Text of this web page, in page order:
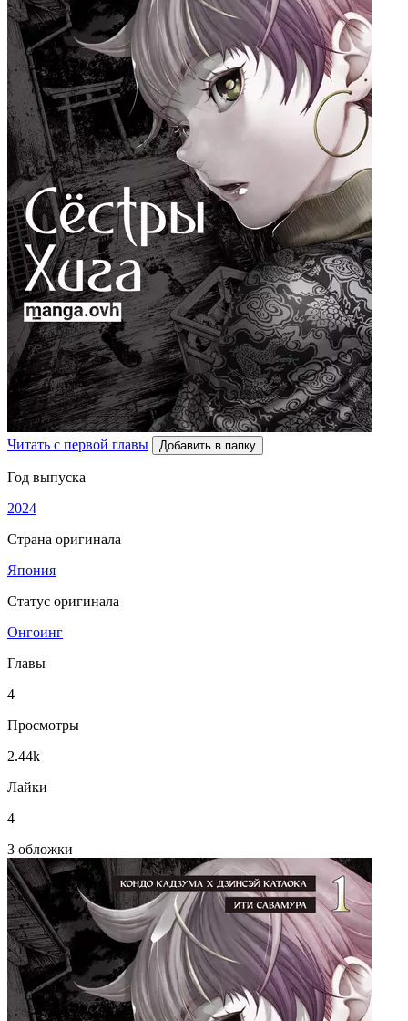
Читать с первой главы Добавить в папку
Год выпуска
2024
Страна оригинала
Япония
Статус оригинала
Онгоинг
Главы
4
Просмотры
2.44k
Лайки
4
3 обложки